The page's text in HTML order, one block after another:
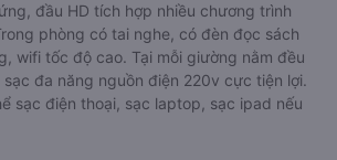
đầu HD tích hợp nhiều chương trình
phòng có tai nghe, có đèn đọc sách
wifi tốc độ cao. Tại mỗi giường nằm đều
đa năng nguồn điện 220v cực tiện lợi.
sạc điện thoại, sạc laptop, sạc ipad nếu